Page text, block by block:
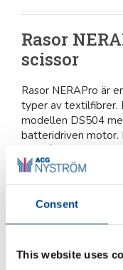
Consent
This website uses
Rasor
scissor
Rasor NERAPro är
typer av textilfibrer.
modellen DS504
batteridriven motor.
och pålitlig
Denna nya version
haft ett så utmärkt
brons/stål-material